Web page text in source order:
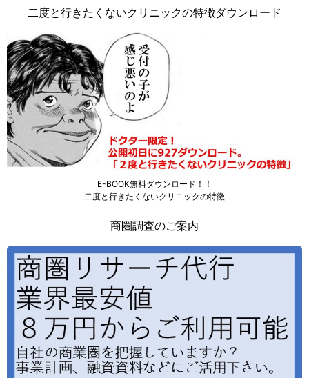
二度と行きたくないクリニックの特徴ダウンロード
E-BOOK無料ダウンロード！！
二度と行きたくないクリニックの特徴
商圏調査のご案内